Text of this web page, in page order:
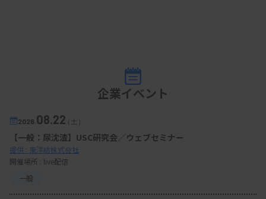
企業イベント
2026. 08.22（土）
【一般：尿沈渣】USC研究会／ウェブセミナー
提供 : 東洋紡株式会社
開催場所 : live配信
一般